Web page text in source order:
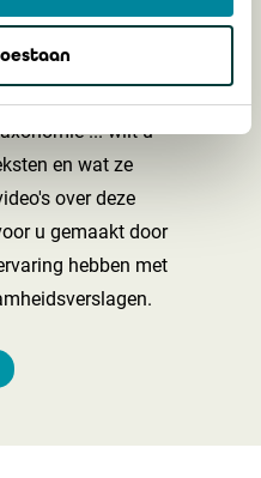
... wilt u
en wat ze
over deze
u gemaakt door
hebben met